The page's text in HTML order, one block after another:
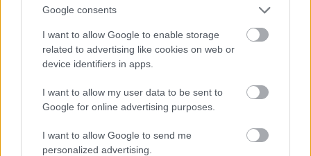
Google consents
I want to allow Google to enable storage
related to advertising like cookies on web or
device identifiers in apps.
I want to allow my user data to be sent to
Google for online advertising purposes.
I want to allow Google to send me
personalized advertising.
Jön még kép!